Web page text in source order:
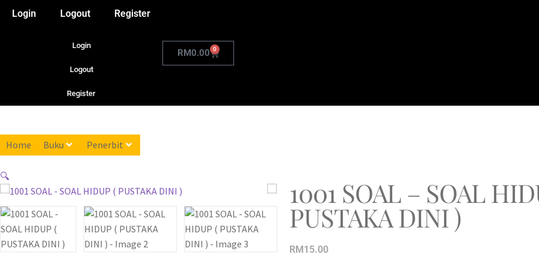
Login Logout Register
Login
Logout
Register
RM0.00 0
Home Buku Penerbit
🔍 1001 SOAL – SOAL
PUSTAKA DINI )
RM15.00